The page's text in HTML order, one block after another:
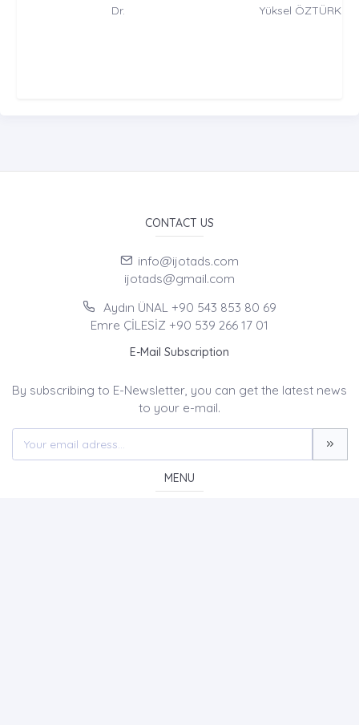
Dr. Yüksel ÖZTÜRK
CONTACT US
info@ijotads.com
ijotads@gmail.com
Aydın ÜNAL +90 543 853 80 69
Emre ÇİLESİZ +90 539 266 17 01
E-Mail Subscription
By subscribing to E-Newsletter, you can get the latest news
to your e-mail.
MENU